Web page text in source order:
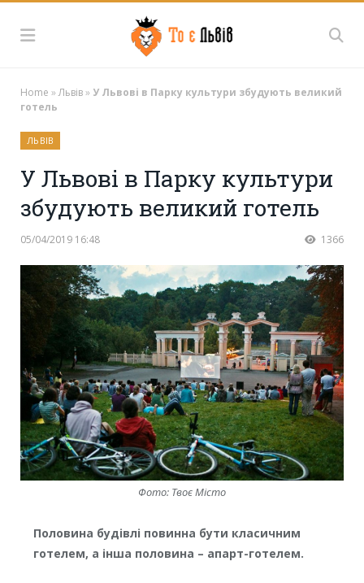
Home »Львів» У Львові в Парку культури збудують великий
готель
ЛЬВІВ
У Львові в Парку культури
збудують великий готель
05/04/2019 16:48 1366
Фото: Твоє Місто
Половина будівлі повинна бути класичним
готелем, а інша половина – апарт-готелем.